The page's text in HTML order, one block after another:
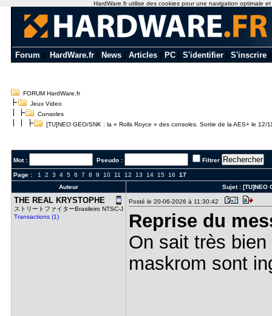
Forum HardWare.fr News Articles PC S'identifier S'inscrire
FORUM HardWare.fr
Jeux Video
Consoles
[TU]NEO GEO/SNK : la « Rolls Royce » des consoles. Sortie de la AES+ le 12/
Mot : Pseudo : Filtrer
Page : 1 2 3 4 5 6 7 8 9 10 11 12 13 14 15 16
17
Auteur
Sujet : [TU]NEO
THE REAL K​RYSTOPHE
ストリートファイターBrasileiro NTSC-J
Transactions (1)
Posté le 20-06-2026 à 11:30:42
Reprise du
On sait très
maskrom sont
HardWare.fr utilise des cookies pour une navigation optimale